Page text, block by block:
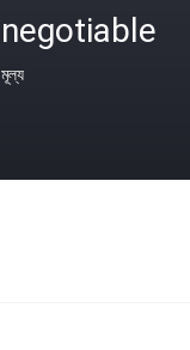
negotiable
মূল্য